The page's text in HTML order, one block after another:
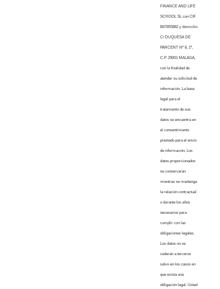
FINANCE AND LIFE
SCHOOL SL con CIF
B67855882 y domicilio
C/ DUQUESA DE
PARCENT Nº 8, 1º,
C.P. 29001 MALAGA,
con la finalidad de
atender su solicitud de
información. La base
legal para el
tratamiento de sus
datos se encuentra en
el consentimiento
prestado para el envío
de información. Los
datos proporcionados
se conservarán
mientras se mantenga
la relación contractual
o durante los años
necesarios para
cumplir con las
obligaciones legales.
Los datos no se
cederán a terceros
salvo en los casos en
que exista una
obligación legal. Usted